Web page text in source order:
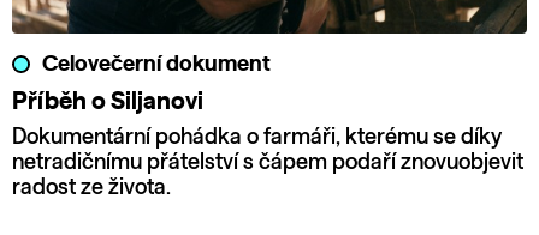
Celovečerní dokument
Příběh o Siljanovi
Dokumentární pohádka o farmáři, kterému se díky
netradičnímu přátelství s čápem podaří znovuobjevit
radost ze života.